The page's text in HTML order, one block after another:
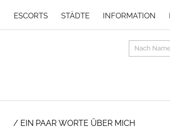
ESCORTS STÄDTE INFORMATION
Nach
EIN PAAR WORTE ÜBER MICH